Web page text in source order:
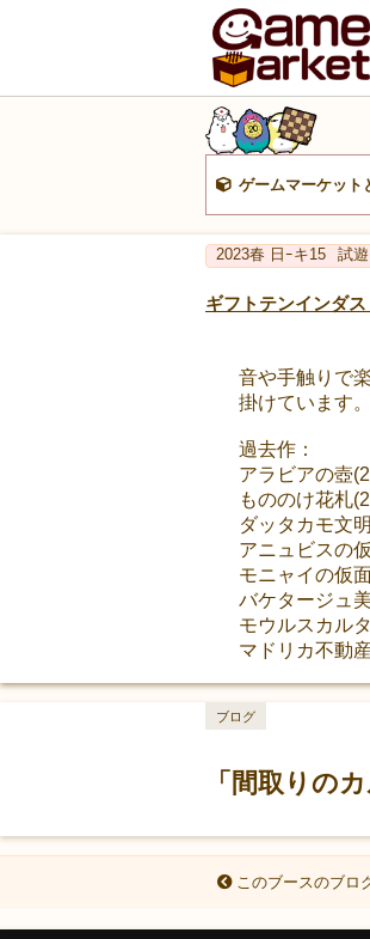
ゲームマーケット
2023春 日ｰキ15 試
ギフトテンインダス
音や手触りで
掛けています。
過去作：
アラビアの壺
もののけ花札
ダッタカモ文
アニュビスの
モニャイの仮
バケタージュ
モウルスカル
マドリカ不動
「間取りの
ブログ
このブースのブロ